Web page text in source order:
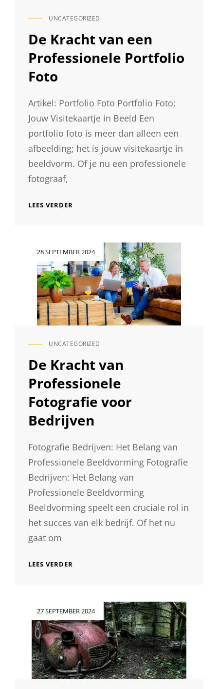
CAT
UNCATEGORIZED
De Kracht van een
Professionele Portfolio
Foto
Artikel: Portfolio Foto Portfolio Foto:
Jouw Visitekaartje in Beeld Een
portfolio foto is meer dan alleen een
afbeelding; het is jouw visitekaartje in
beeldvorm. Of je nu een professionele
fotograaf,
LEES VERDER
PROFESSIONELE
PORTFOLIO
FOTO
28 SEPTEMBER 2024
CAT
UNCATEGORIZED
De Kracht van
Professionele
Fotografie voor
Bedrijven
Fotografie Bedrijven: Het Belang van
Professionele Beeldvorming Fotografie
Bedrijven: Het Belang van
Professionele Beeldvorming
Beeldvorming speelt een cruciale rol in
het succes van elk bedrijf. Of het nu
gaat om
LEES VERDER
FOTOGRAFIE
VOOR
BEDRIJVEN
27 SEPTEMBER 2024